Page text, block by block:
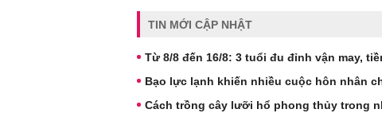
TIN MỚI CẬP NHẬT
Từ 8/8 đến 16/8: 3 tuổi đu đỉnh vận may,
Bạo lực lạnh khiến nhiều cuộc hôn nhân
Cách trồng cây lưỡi hổ phong thủy trong